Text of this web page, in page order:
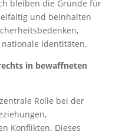
bleiben die Gründe für
und beinhalten
Identitäten.
in bewaffneten
Rolle bei der
Konflikten. Dieses